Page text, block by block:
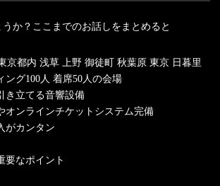
か？ここまでのお話しをまとめると
京都内 浅草 上野 御徒町 秋葉原 東京 日暮里
ング100人 着席50人の会場
き立てる音響設備
オンラインチケットシステム完備
がカンタン
要なポイント